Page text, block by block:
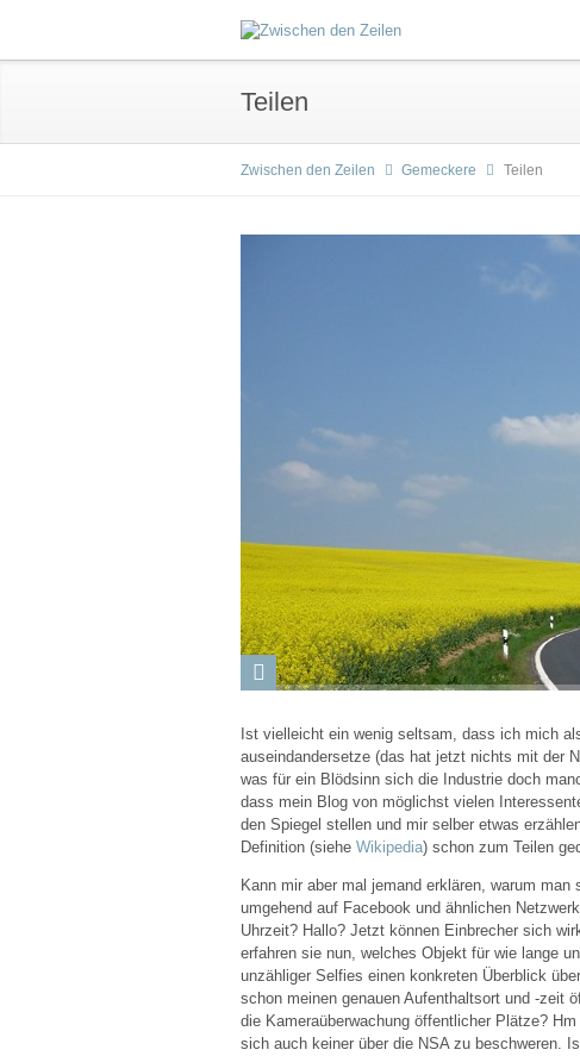
Teilen
Zwischen den Zeilen Gemeckere Teilen
Ist vielleicht ein wenig seltsam, dass ich mich
auseindandersetze (das hat jetzt nichts mit der
was für ein Blödsinn sich die Industrie doch
dass mein Blog von möglichst vielen
den Spiegel stellen und mir selber etwas
Definition (siehe Wikipedia) schon zum Teilen
Kann mir aber mal jemand erklären, warum
umgehend auf Facebook und ähnlichen
Uhrzeit? Hallo? Jetzt können Einbrecher sich
erfahren sie nun, welches Objekt für wie lange
unzähliger Selfies einen konkreten Überblick
schon meinen genauen Aufenthaltsort und -zeit
die Kameraüberwachung öffentlicher Plätze?
sich auch keiner über die NSA zu beschweren.